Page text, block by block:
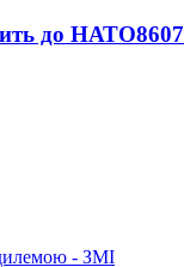
до НАТО8607